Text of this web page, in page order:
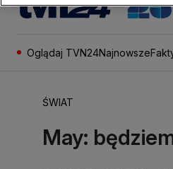
Oglądaj TVN24Najnowsze
ŚWIAT
May: